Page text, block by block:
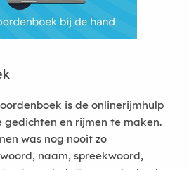
is de onlinerijmhulp
gedichten en rijmen te maken.
was nog nooit zo
naam, spreekwoord,